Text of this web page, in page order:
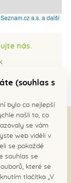
a.s. a další
nás.
(souhlas s
bylo co nejlepší
našli to, co
se vám
web viděli v
se pokaždé
souhlas se
které se
tlačítka „V